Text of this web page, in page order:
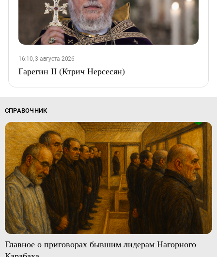
16:10, 3 августа 2026
Гарегин II (Ктрич Нерсесян)
СПРАВОЧНИК
Главное о приговорах бывшим лидерам Нагорного